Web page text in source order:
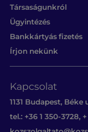
Társaságunkról
Ügyintézés
Bankkártyás fizetés
Írjon nekünk
Kapcsolat
1131 Budapest, Béke
tel.: +36 1 350-3728,